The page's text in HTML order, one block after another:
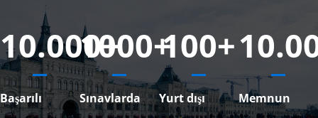
Başarılı
10.000+
Sınavlarda
1000+
Yurt dışı
100+
Memnun